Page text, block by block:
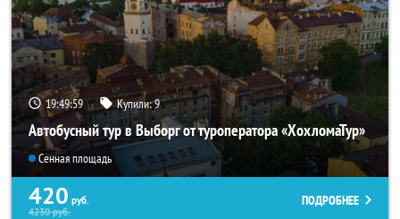
19:49:57 Купили:9
Автобусный тур в Выборг от туроператора «ХохломаТур»
Сенная площадь
420 руб.
4230руб.
ПОДРОБНЕЕ